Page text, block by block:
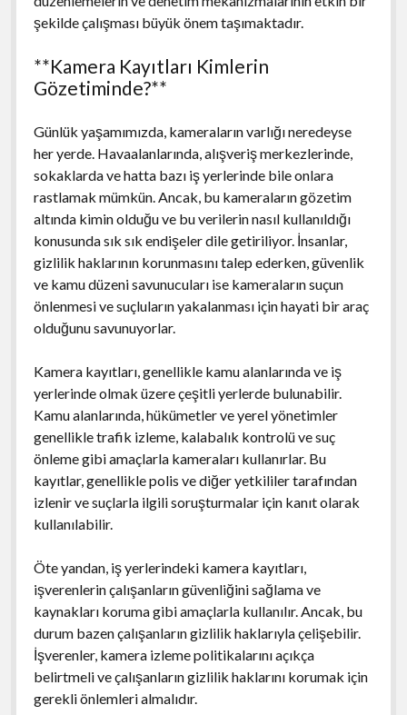
şekilde çalışması büyük önem taşımaktadır.
**Kamera Kayıtları Kimlerin
Gözetiminde?**
Günlük yaşamımızda, kameraların varlığı neredeyse
her yerde. Havaalanlarında, alışveriş merkezlerinde,
sokaklarda ve hatta bazı iş yerlerinde bile onlara
rastlamak mümkün. Ancak, bu kameraların gözetim
altında kimin olduğu ve bu verilerin nasıl kullanıldığı
konusunda sık sık endişeler dile getiriliyor. İnsanlar,
gizlilik haklarının korunmasını talep ederken, güvenlik
ve kamu düzeni savunucuları ise kameraların suçun
önlenmesi ve suçluların yakalanması için hayati bir araç
olduğunu savunuyorlar.
Kamera kayıtları, genellikle kamu alanlarında ve iş
yerlerinde olmak üzere çeşitli yerlerde bulunabilir.
Kamu alanlarında, hükümetler ve yerel yönetimler
genellikle trafik izleme, kalabalık kontrolü ve suç
önleme gibi amaçlarla kameraları kullanırlar. Bu
kayıtlar, genellikle polis ve diğer yetkililer tarafından
izlenir ve suçlarla ilgili soruşturmalar için kanıt olarak
kullanılabilir.
Öte yandan, iş yerlerindeki kamera kayıtları,
işverenlerin çalışanların güvenliğini sağlama ve
kaynakları koruma gibi amaçlarla kullanılır. Ancak, bu
durum bazen çalışanların gizlilik haklarıyla çelişebilir.
İşverenler, kamera izleme politikalarını açıkça
belirtmeli ve çalışanların gizlilik haklarını korumak için
gerekli önlemleri almalıdır.